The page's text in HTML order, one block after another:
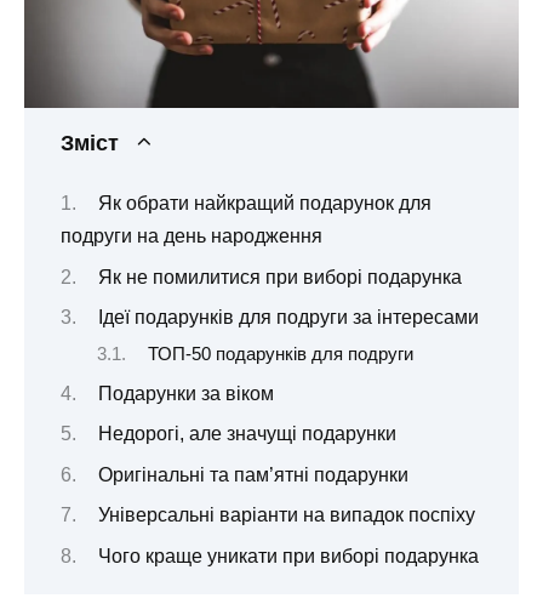
Зміст
Як обрати найкращий подарунок для
подруги на день народження
Як не помилитися при виборі подарунка
Ідеї подарунків для подруги за інтересами
ТОП-50 подарунків для подруги
Подарунки за віком
Недорогі, але значущі подарунки
Оригінальні та пам’ятні подарунки
Універсальні варіанти на випадок поспіху
Чого краще уникати при виборі подарунка